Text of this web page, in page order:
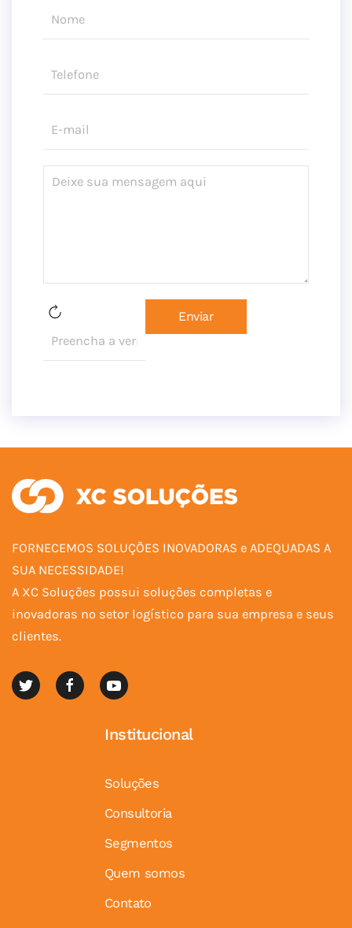
Enviar
FORNECEMOS SOLUÇÕES INOVADORAS e ADEQUADAS A
SUA NECESSIDADE!
A XC Soluções possui soluções completas e
inovadoras no setor logístico para sua empresa e seus
clientes.
Institucional
Soluções
Consultoria
Segmentos
Quem somos
Contato